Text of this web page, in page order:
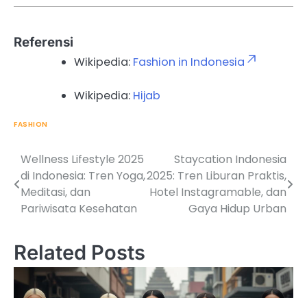
Referensi
Wikipedia: Fashion in Indonesia
Wikipedia: Hijab
FASHION
Post
navigation
Wellness Lifestyle 2025
di Indonesia: Tren Yoga,
Meditasi, dan
Pariwisata Kesehatan
Staycation Indonesia
2025: Tren Liburan Praktis,
Hotel Instagramable, dan
Gaya Hidup Urban
Related Posts